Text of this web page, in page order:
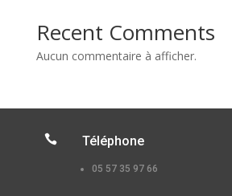
Recent Comments
Aucun commentaire à afficher.
 Téléphone
05 57 35 97 66